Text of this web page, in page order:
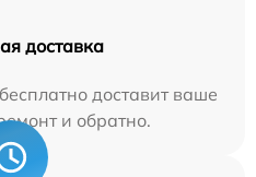
доставка
доставит ваше
и обратно.